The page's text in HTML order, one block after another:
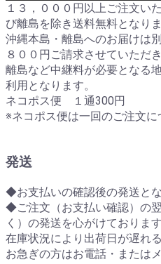
１３，０００円以上ご注文い
び離島を除き送料無料となりま
沖縄本島・離島へのお届けは
８００円ご請求させていただき
離島など中継料が必要となる
利用となります。
ネコポス便 １通300円
※ネコポス便は一回のご注文
発送
◆お支払いの確認後の発送とな
◆ご注文（お支払い確認）の
く）の発送を心がけております
在庫状況により出荷日が遅れ
お急ぎの方はお電話・または